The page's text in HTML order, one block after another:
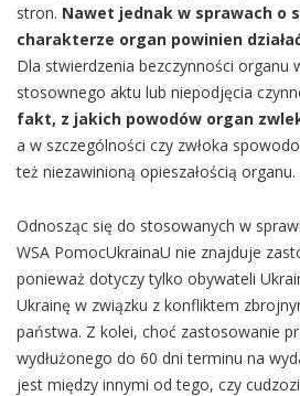
stron. Nawet jednak w sprawach o
charakterze organ powinien
Dla stwierdzenia bezczynności organu
stosownego aktu lub niepodjęcia
fakt, z jakich powodów organ
a w szczególności czy zwłoka
też niezawinioną opieszałością organu.
Odnosząc się do stosowanych w
WSA PomocUkrainaU nie znajduje
ponieważ dotyczy tylko obywateli
Ukrainę w związku z konfliktem
państwa. Z kolei, choć zastosowanie
wydłużonego do 60 dni terminu na
jest między innymi od tego, czy